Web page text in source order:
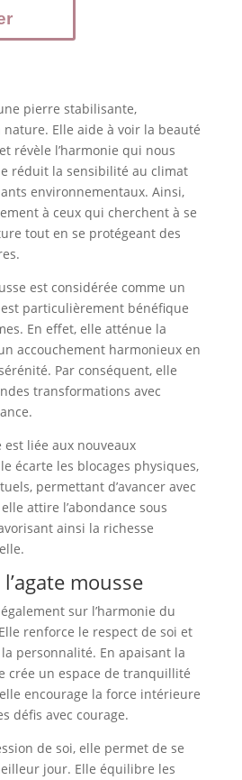
pierre stabilisante,
Elle aide à voir la beauté
révèle l’harmonie qui nous
réduit la sensibilité au climat
environnementaux. Ainsi,
à ceux qui cherchent à se
tout en se protégeant des
est considérée comme un
particulièrement bénéfique
En effet, elle atténue la
accouchement harmonieux en
Par conséquent, elle
transformations avec
liée aux nouveaux
écarte les blocages physiques,
permettant d’avancer avec
attire l’abondance sous
ainsi la richesse
mousse
sur l’harmonie du
renforce le respect de soi et
personnalité. En apaisant la
crée un espace de tranquillité
encourage la force intérieure
défis avec courage.
de soi, elle permet de se
jour. Elle équilibre les